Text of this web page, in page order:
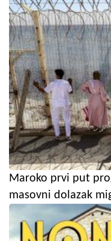
Maroko prvi put
masovni dolazak